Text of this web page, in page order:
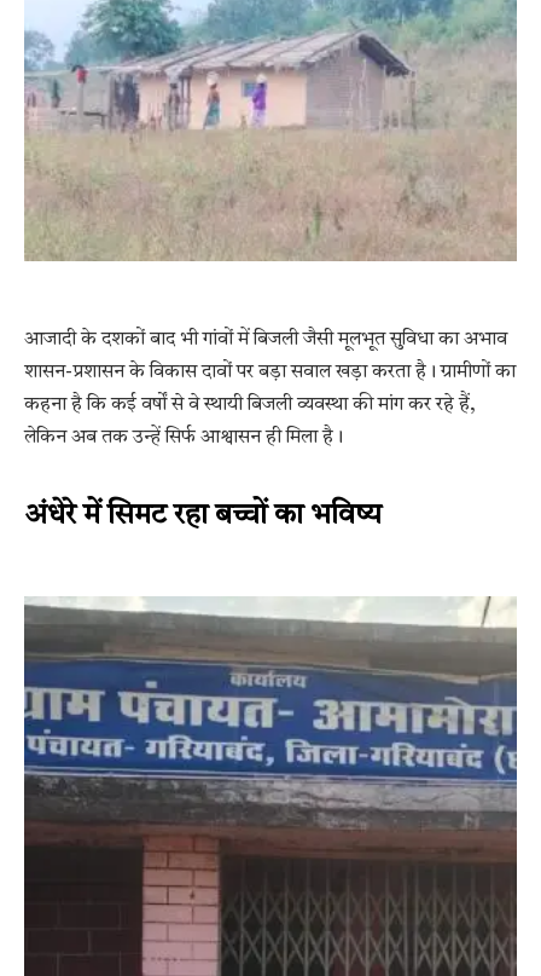
आजादी के दशकों बाद भी गांवों में बिजली जैसी मूलभूत सुविधा का अभाव
शासन-प्रशासन के विकास दावों पर बड़ा सवाल खड़ा करता है। ग्रामीणों का
कहना है कि कई वर्षों से वे स्थायी बिजली व्यवस्था की मांग कर रहे हैं,
लेकिन अब तक उन्हें सिर्फ आश्वासन ही मिला है।
अंधेरे में सिमट रहा बच्चों का भविष्य